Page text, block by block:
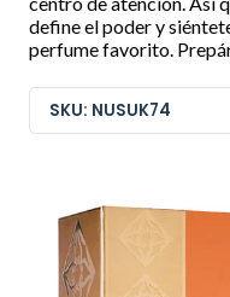
define el poder y
perfume favorito.
SKU: NUSUK74